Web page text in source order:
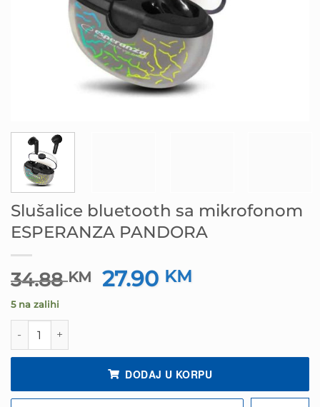
Slušalice bluetooth sa mikrofonom
ESPERANZA PANDORA
34.88KM
Izvorna
cijena
27.90 KM
5 na zalihi
Slušalice bluetooth sa mikrofonom ESPERANZA
DODAJ U KORPU